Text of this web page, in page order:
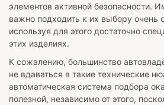
элементов активной безопасности.
важно подходить к их выбору очень
используя для этого достаточно
этих изделиях.
К сожалению, большинство
не вдаваться в такие технические
автоматическая система подбора
полезной, независимо от этого,